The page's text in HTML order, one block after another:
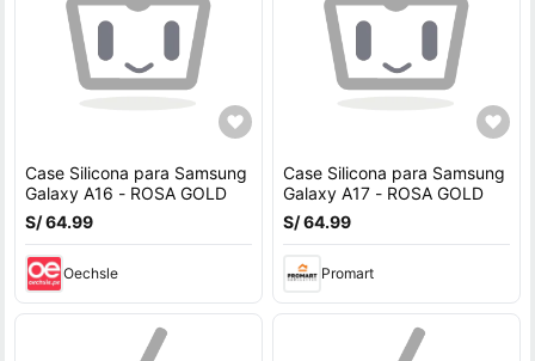
Case Silicona para Samsung
Galaxy A16 - ROSA GOLD
S/ 64.99
Oechsle
Case Silicona para Samsung
Galaxy A17 - ROSA GOLD
S/ 64.99
Promart